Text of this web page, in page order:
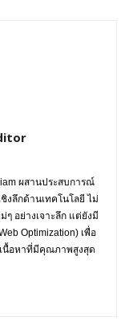
ผสานประสบการณ์
งลึกด้านเทคโนโลยี ไม่
ๆ อย่างเจาะลึก แต่ยังมี
Optimization) เพื่อ
นื้อหาที่มีคุณภาพสูงสุด